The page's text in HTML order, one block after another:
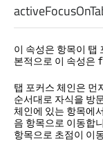
이 속성은 항목이 탭
본적으로 이 속성은
탭 포커스 체인은 먼
순서대로 자식을 방
체인에 있는 항목에
음 항목으로 이동합
항목으로 초점이 이